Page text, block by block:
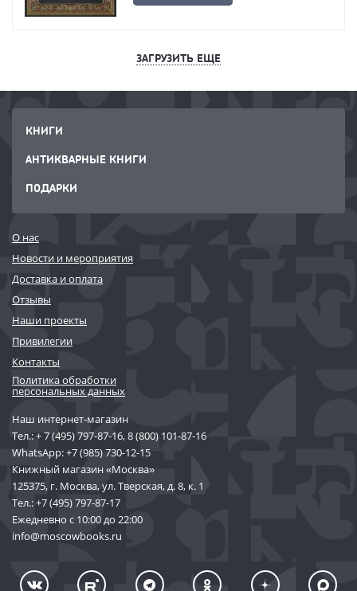
ЗАГРУЗИТЬ ЕЩЕ
КНИГИ
АНТИКВАРНЫЕ КНИГИ
ПОДАРКИ
О нас
Новости и мероприятия
Доставка и оплата
Отзывы
Наши проекты
Привилегии
Контакты
Политика обработки
персональных данных
Наш интернет-магазин
Тел.:+ 7 (495) 797-87-16,8 (800) 101-87-16
WhatsApp:+7 (985) 730-12-15
Книжный магазин «Москва»
125375, г. Москва, ул. Тверская, д. 8, к. 1
Тел.:+7 (495) 797-87-17
Ежедневно с 10:00 до 22:00
info@moscowbooks.ru